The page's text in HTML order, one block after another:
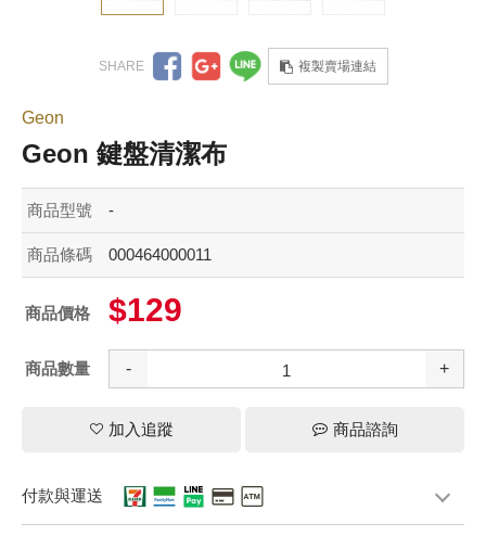
複製賣場連結
Geon
Geon 鍵盤清潔布
商品型號 -
商品條碼 000464000011
商品價格 $129
商品數量 - +
加入追蹤 商品諮詢
付款與運送